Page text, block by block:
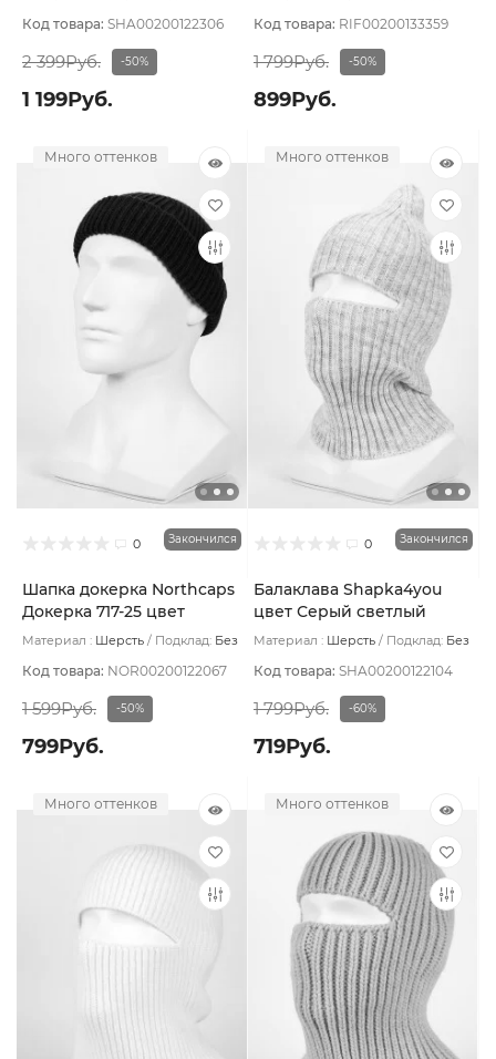
Код товара: SHA00200122306
2 399Руб. -50%
1 199Руб.
Код товара: RIF00200133359
1 799Руб. -50%
899Руб.
Много оттенков
0 Закончился
Шапка докерка Northcaps
Докерка 717-25 цвет
Синий тёмный
Материал : Шерсть Подклад: Без
Код товара: NOR00200122067
1 599Руб. -50%
799Руб.
Много оттенков
0 Закончился
Балаклава Shapka4you
цвет Серый светлый
Материал : Шерсть Подклад: Без
Код товара: SHA00200122104
1 799Руб. -60%
719Руб.
Много оттенков Много оттенков